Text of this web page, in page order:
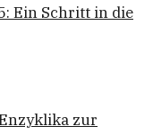
Ein Schritt in die
zur